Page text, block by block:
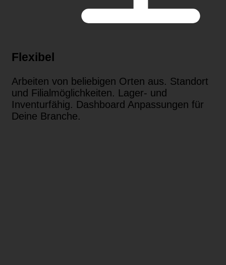
Flexibel
Arbeiten von beliebigen Orten aus. Standort
und Filialmöglichkeiten. Lager- und
Inventurfähig. Dashboard Anpassungen für
Deine Branche.